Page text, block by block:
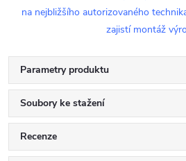
na nejbližšího autorizovaného
zajistí montáž
Parametry produktu
Soubory ke stažení
Recenze